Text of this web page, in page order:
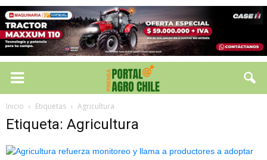
Inicio Etiquetas Agricultura
Etiqueta: Agricultura